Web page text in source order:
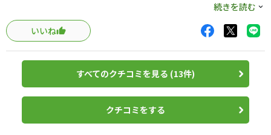
球も良く上がりますし、スピンもギュッと掛かりグリーン
周りは気がラクにラウンドできています。
後継モデルも気になりますが、現状私にはコレで充分で
す。
続きを読む
いいね
すべてのクチコミを見る (13件)
クチコミをする